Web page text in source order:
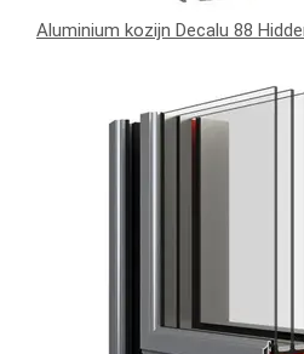
Aluminium kozijn Decalu 88